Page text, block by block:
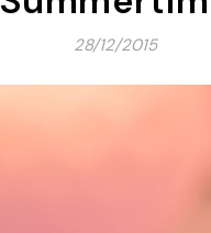
28/12/2015